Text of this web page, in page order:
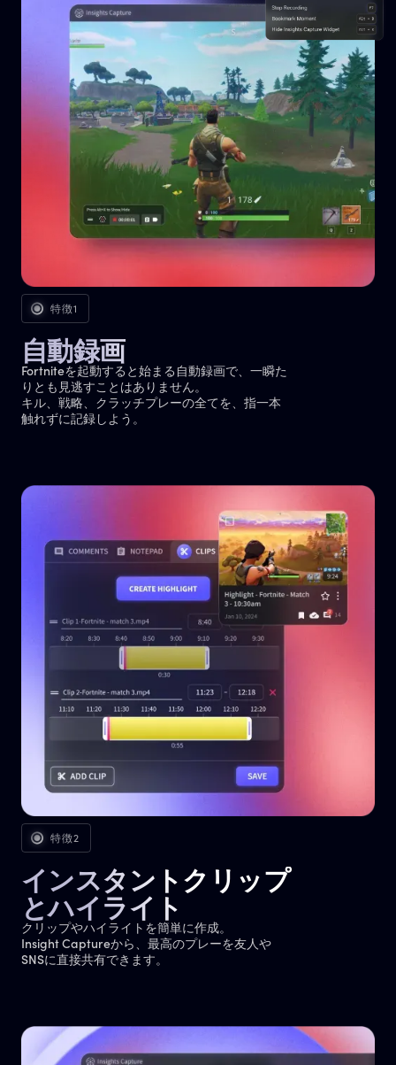
特徴1
自動録画
Fortniteを起動すると始まる自動録画で、一瞬た
りとも見逃すことはありません。
キル、戦略、クラッチプレーの全てを、指一本
触れずに記録しよう。
特徴2
インスタントクリップ
とハイライト
クリップやハイライトを簡単に作成。
Insight Captureから、最高のプレーを友人や
SNSに直接共有できます。